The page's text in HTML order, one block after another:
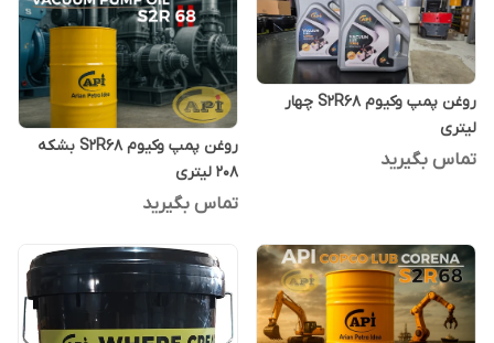
روغن پمپ وکیوم S2R68 چهار
لیتری
تماس بگیرید
روغن پمپ وکیوم S2R68 بشکه
208 لیتری
تماس بگیرید